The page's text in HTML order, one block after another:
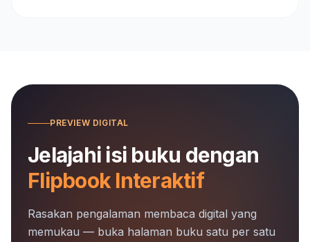
PREVIEW DIGITAL
Jelajahi isi buku dengan
Flipbook Interaktif
Rasakan pengalaman membaca digital yang
memukau — buka halaman buku satu per satu